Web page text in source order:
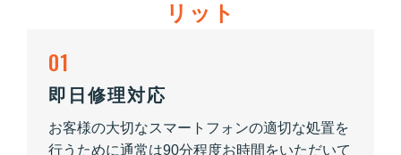
リット
01
即日修理対応
お客様の大切なスマートフォンの適切な処置を
行うために通常は90分程度お時間をいただいて